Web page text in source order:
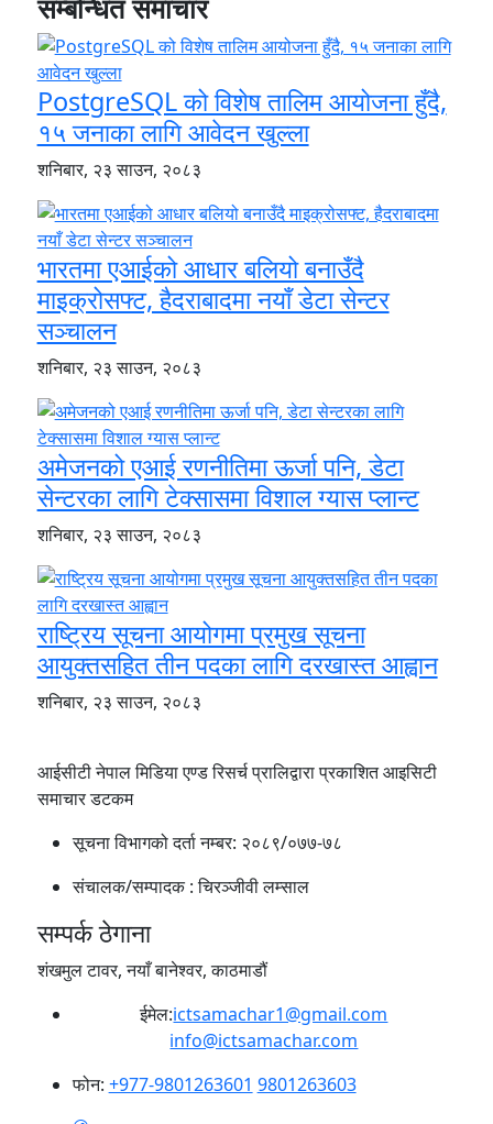
सम्बन्धित समाचार
PostgreSQL को विशेष तालिम आयोजना हुँदै,
१५ जनाका लागि आवेदन खुल्ला
शनिबार, २३ साउन, २०८३
भारतमा एआईको आधार बलियो बनाउँदै
माइक्रोसफ्ट, हैदराबादमा नयाँ डेटा सेन्टर
सञ्चालन
शनिबार, २३ साउन, २०८३
अमेजनको एआई रणनीतिमा ऊर्जा पनि, डेटा
सेन्टरका लागि टेक्सासमा विशाल ग्यास प्लान्ट
शनिबार, २३ साउन, २०८३
राष्ट्रिय सूचना आयोगमा प्रमुख सूचना
आयुक्तसहित तीन पदका लागि दरखास्त आह्वान
शनिबार, २३ साउन, २०८३
आईसीटी नेपाल मिडिया एण्ड रिसर्च प्रालिद्वारा प्रकाशित आइसिटी
समाचार डटकम
सूचना विभागको दर्ता नम्बर: २०८९/०७७-७८
संचालक/सम्पादक :चिरञ्जीवी लम्साल
सम्पर्क ठेगाना
शंखमुल टावर, नयाँ बानेश्वर, काठमाडौं
ईमेल:ictsamachar1@gmail.com
info@ictsamachar.com
फोन: +977-9801263601 9801263603